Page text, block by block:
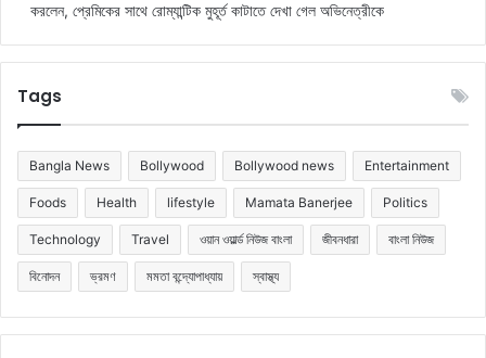
করলেন, প্রেমিকের সাথে রোম্যান্টিক মুহূর্ত কাটাতে দেখা গেল অভিনেত্রীকে
Tags
Bangla News Bollywood Bollywood news Entertainment
Foods Health lifestyle Mamata Banerjee Politics
Technology Travel ওয়ান ওয়ার্ল্ড নিউজ বাংলা জীবনধারা বাংলা নিউজ
বিনোদন ভ্রমণ মমতা বন্দ্যোপাধ্যায় স্বাস্থ্য